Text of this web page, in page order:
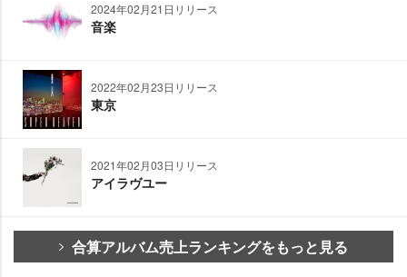
2024年02月21日リリース
音楽
2022年02月23日リリース
東京
2021年02月03日リリース
アイラヴユー
合算アルバム売上ランキングをもっと見る